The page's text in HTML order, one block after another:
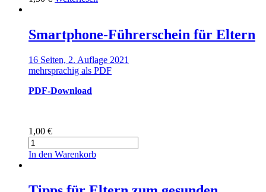
Smartphone-Führerschein für Eltern
16 Seiten, 2. Auflage 2021
mehrsprachig als PDF
PDF-Download
1,00 €
Smartphone-
Führerschein
Menge
In den Warenkorb